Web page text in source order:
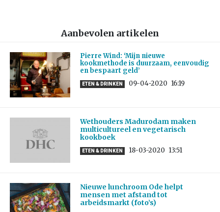
Aanbevolen artikelen
Pierre Wind: ‘Mijn nieuwe
kookmethode is duurzaam, eenvoudig
en bespaart geld’
ETEN & DRINKEN 09-04-2020 16:19
Wethouders Madurodam maken
multicultureel en vegetarisch
kookboek
ETEN & DRINKEN 18-03-2020 13:51
Nieuwe lunchroom Ode helpt
mensen met afstand tot
arbeidsmarkt (foto’s)